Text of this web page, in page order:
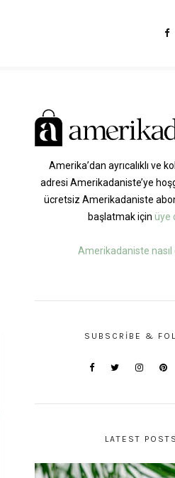
Amerika’dan ayrıcalıklı ve
adresi Amerikadaniste’ye
ücretsiz Amerikadaniste
başlatmak için üye
Amerikadaniste nasıl
SUBSCRIBE &
LATEST POSTS